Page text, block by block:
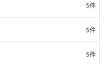
5件
5件
5件